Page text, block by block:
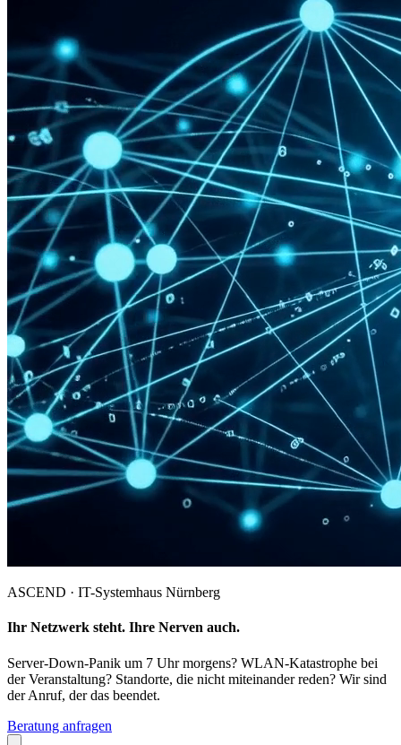
ASCEND · IT-Systemhaus Nürnberg
Ihr Netzwerk steht. Ihre Nerven auch.
Server-Down-Panik um 7 Uhr morgens? WLAN-Katastrophe bei
der Veranstaltung? Standorte, die nicht miteinander reden? Wir sind
der Anruf, der das beendet.
Beratung anfragen